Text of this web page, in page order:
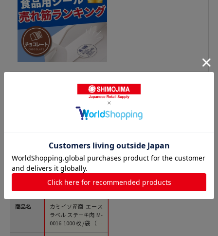
精肉シールの人気商品との比較
商品名
カミイソ産商 エース
ラベル ステーキ肉 M-
0016 1000枚/袋（ご
注文単位1袋）【直送